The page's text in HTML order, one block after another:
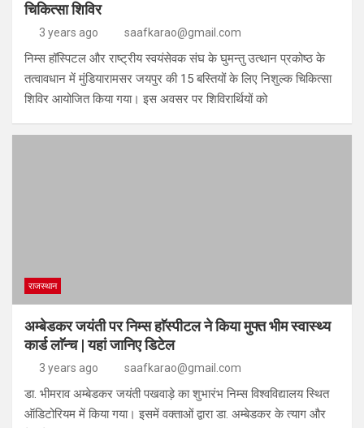
चिकित्सा शिविर
3 years ago saafkarao@gmail.com
निम्स हॉस्पिटल और राष्ट्रीय स्वयंसेवक संघ के घुमन्तु उत्थान प्रकोष्ठ के
तत्वावधान में मुंडियारामसर जयपुर की 15 बस्तियों के लिए निशुल्क चिकित्सा
शिविर आयोजित किया गया। इस अवसर पर शिविरार्थियों को
राजस्थान
अम्बेडकर जयंती पर निम्स हाॅस्पीटल ने किया मुफ्त भीम स्वास्थ्य
कार्ड लाॅन्च | यहां जानिए डिटेल
3 years ago saafkarao@gmail.com
डा. भीमराव अम्बेडकर जयंती पखवाड़े का शुभारंभ निम्स विश्वविद्यालय स्थित
ऑडिटोरियम में किया गया। इसमें वक्ताओं द्वारा डा. अम्बेडकर के त्याग और